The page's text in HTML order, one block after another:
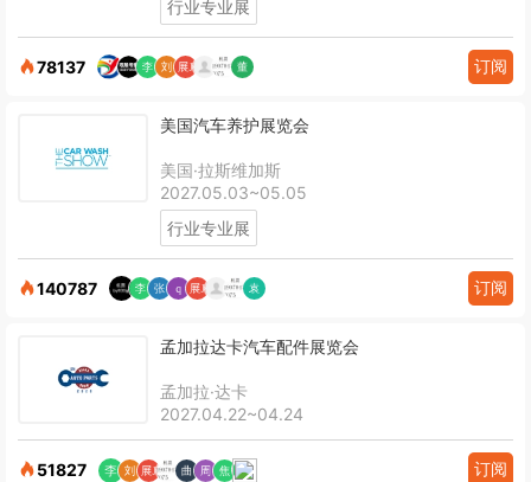
行业专业展
78137 订阅
美国汽车养护展览会
美国·拉斯维加斯
2027.05.03~05.05
行业专业展
140787 订阅
孟加拉达卡汽车配件展览会
孟加拉·达卡
2027.04.22~04.24
51827 订阅